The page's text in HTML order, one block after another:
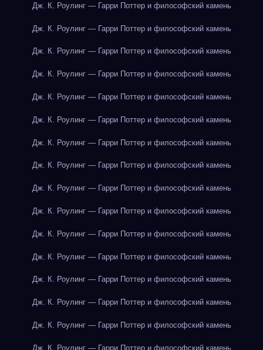
Дж. К. Роулинг — Гарри Поттер и философский камень
Дж. К. Роулинг — Гарри Поттер и философский камень
Дж. К. Роулинг — Гарри Поттер и философский камень
Дж. К. Роулинг — Гарри Поттер и философский камень
Дж. К. Роулинг — Гарри Поттер и философский камень
Дж. К. Роулинг — Гарри Поттер и философский камень
Дж. К. Роулинг — Гарри Поттер и философский камень
Дж. К. Роулинг — Гарри Поттер и философский камень
Дж. К. Роулинг — Гарри Поттер и философский камень
Дж. К. Роулинг — Гарри Поттер и философский камень
Дж. К. Роулинг — Гарри Поттер и философский камень
Дж. К. Роулинг — Гарри Поттер и философский камень
Дж. К. Роулинг — Гарри Поттер и философский камень
Дж. К. Роулинг — Гарри Поттер и философский камень
Дж. К. Роулинг — Гарри Поттер и философский камень
Дж. К. Роулинг — Гарри Поттер и философский камень